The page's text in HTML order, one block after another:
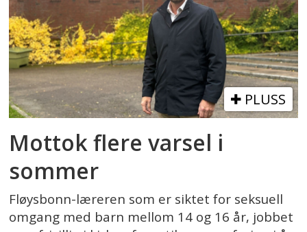
PLUSS
Mottok flere varsel i
sommer
Fløysbonn-læreren som er siktet for seksuell
omgang med barn mellom 14 og 16 år, jobbet